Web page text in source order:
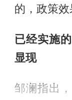
的，政策效
已经实施
显现
邹澜指出